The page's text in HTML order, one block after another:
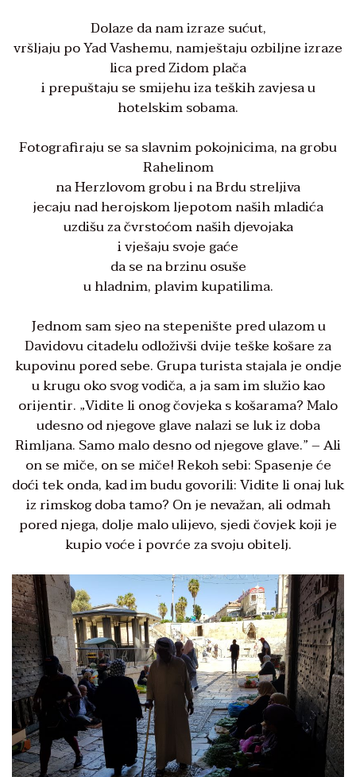
Dolaze da nam izraze sućut,
vršljaju po Yad Vashemu, namještaju ozbiljne izraze
lica pred Zidom plača
i prepuštaju se smijehu iza teških zavjesa u
hotelskim sobama.
Fotografiraju se sa slavnim pokojnicima, na grobu
Rahelinom
na Herzlovom grobu i na Brdu streljiva
jecaju nad herojskom ljepotom naših mladića
uzdišu za čvrstoćom naših djevojaka
i vješaju svoje gaće
da se na brzinu osuše
u hladnim, plavim kupatilima.
Jednom sam sjeo na stepenište pred ulazom u
Davidovu citadelu odloživši dvije teške košare za
kupovinu pored sebe. Grupa turista stajala je ondje
u krugu oko svog vodiča, a ja sam im služio kao
orijentir. „Vidite li onog čovjeka s košarama? Malo
udesno od njegove glave nalazi se luk iz doba
Rimljana. Samo malo desno od njegove glave.” – Ali
on se miče, on se miče! Rekoh sebi: Spasenje će
doći tek onda, kad im budu govorili: Vidite li onaj luk
iz rimskog doba tamo? On je nevažan, ali odmah
pored njega, dolje malo ulijevo, sjedi čovjek koji je
kupio voće i povrće za svoju obitelj.